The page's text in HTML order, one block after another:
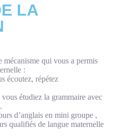
LA
mécanisme qui vous a permis
:
écoutez, répétez
étudiez la grammaire avec
d’anglais en mini groupe ,
qualifiés de langue maternelle